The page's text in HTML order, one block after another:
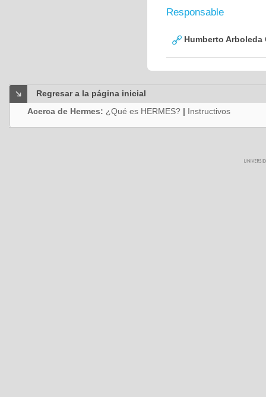
Responsable
Humberto Arboleda
Regresar a la página inicial
Acerca de Hermes: ¿Qué es HERMES? | Instructivos